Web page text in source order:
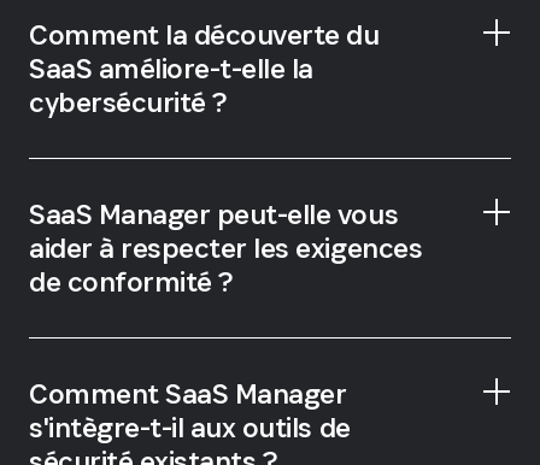
Comment la découverte du
SaaS améliore-t-elle la
cybersécurité ?
SaaS Manager peut-elle vous
aider à respecter les exigences
de conformité ?
Comment SaaS Manager
s'intègre-t-il aux outils de